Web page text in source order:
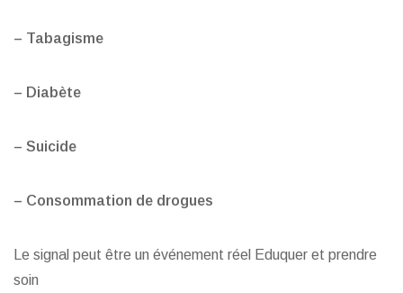
– Tabagisme
– Diabète
– Suicide
– Consommation de drogues
Le signal peut être un événement réel Eduquer et prendre
soin